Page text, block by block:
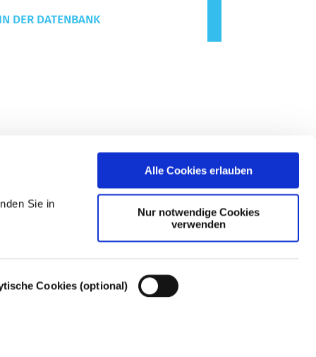
Sie in
Cookies (optional)
Alle Cookies erlauben
Nur notwendige Cookies
verwenden
DER DATENBANK
Einstellungen – Cookie-Richtlinie